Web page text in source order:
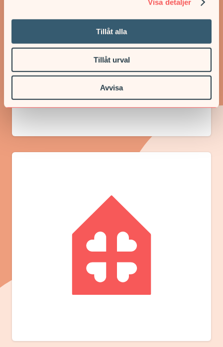
Visa detaljer
Tillåt alla
Tillåt urval
Avvisa